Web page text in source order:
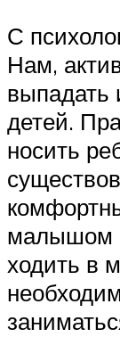
С
Нам,
выпадать
детей.
носить
малышом
ходить в